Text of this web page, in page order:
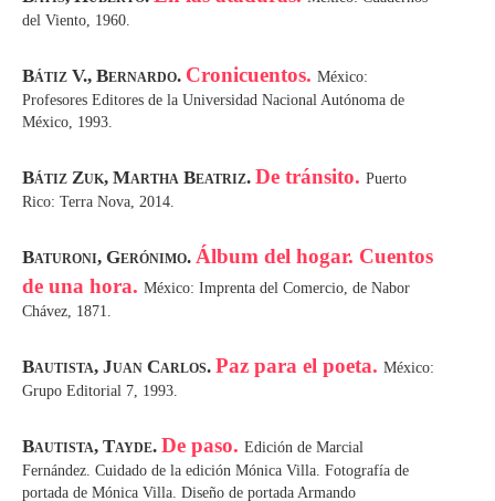
del Viento, 1960.
Bátiz V., Bernardo. Cronicuentos. México:
Profesores Editores de la Universidad Nacional Autónoma de
México, 1993.
Bátiz Zuk, Martha Beatriz. De tránsito. Puerto
Rico: Terra Nova, 2014.
Baturoni, Gerónimo. Álbum del hogar. Cuentos
de una hora. México: Imprenta del Comercio, de Nabor
Chávez, 1871.
Bautista, Juan Carlos. Paz para el poeta. México:
Grupo Editorial 7, 1993.
Bautista, Tayde. De paso. Edición de Marcial
Fernández. Cuidado de la edición Mónica Villa. Fotografía de
portada de Mónica Villa. Diseño de portada Armando